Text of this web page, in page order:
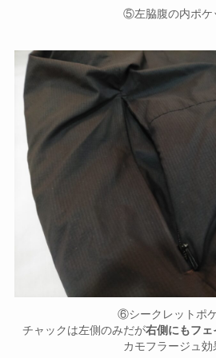
⑤左脇腹の内ポケ
⑥シークレットポ
チャックは左側のみだが右側にもフェ
カモフラージュ効